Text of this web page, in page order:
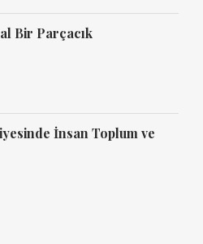
Bir Parçacık
İnsan Toplum ve